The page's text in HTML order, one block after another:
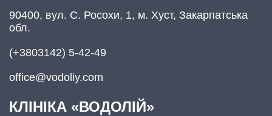
90400, вул. С. Росохи, 1, м. Хуст, Закарпатська
обл.
(+3803142) 5-42-49
office@vodoliy.com
КЛІНІКА «ВОДОЛІЙ»